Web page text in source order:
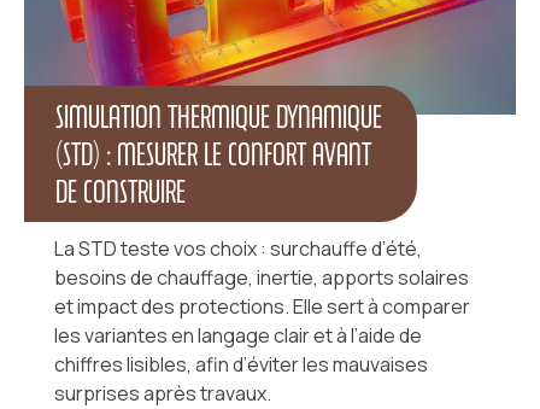
SIMULATION THERMIQUE DYNAMIQUE
(STD) : MESURER LE CONFORT AVANT
DE CONSTRUIRE
La STD teste vos choix : surchauffe d’été,
besoins de chauffage, inertie, apports solaires
et impact des protections. Elle sert à comparer
les variantes en langage clair et à l’aide de
chiffres lisibles, afin d’éviter les mauvaises
surprises après travaux.